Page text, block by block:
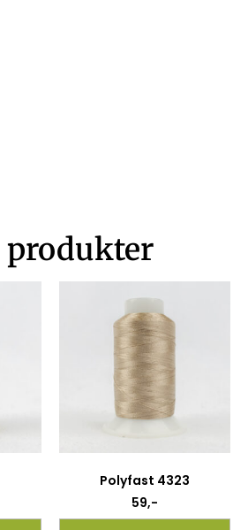
produkter
Polyfast 4323
59,-